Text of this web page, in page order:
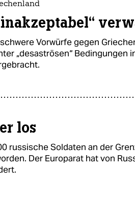
Vorwürfe gegen
„desaströsen“ Bedingungen
los
russische Soldaten an der
Der Europarat hat von